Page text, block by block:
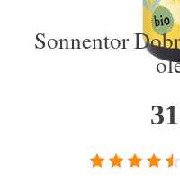
Sonnentor